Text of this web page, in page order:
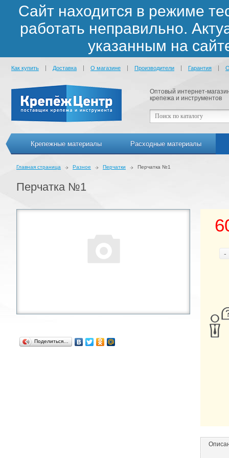
Сайт находится в режиме
работать неправильно.
указанным на
Как купить Доставка О магазине Производители Гарантия
Оптовый интернет-
крепежа и инструментов
Крепежные материалы Расходные материалы
Главная страница Разное Перчатки Перчатка №1
Перчатка №1
Поделиться…
-